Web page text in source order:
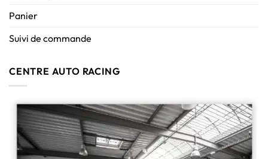
Panier
Suivi de commande
CENTRE AUTO RACING